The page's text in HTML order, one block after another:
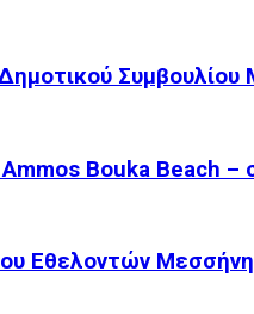
Συμβουλίου
Bouka Beach –
Εθελοντών